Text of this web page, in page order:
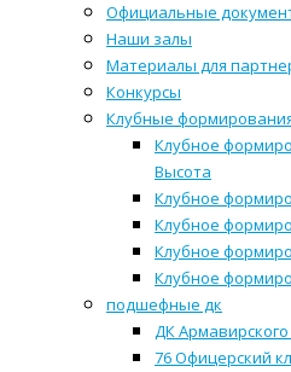
Официальные
Наши залы
Материалы для
Конкурсы
Клубные
Клубное
Высота
Клубное
Клубное
Клубное
Клубное
подшефные дк
ДК
76 Офицерский